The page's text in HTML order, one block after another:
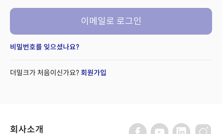
이메일로 로그인
비밀번호를 잊으셨나요?
더밀크가 처음이신가요? 회원가입
회사소개